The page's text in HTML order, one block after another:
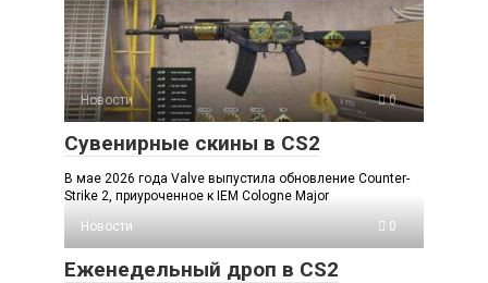
Новости 0
Сувенирные скины в CS2
В мае 2026 года Valve выпустила обновление Counter-
Strike 2, приуроченное к IEM Cologne Major
Новости
0
Еженедельный дроп в CS2